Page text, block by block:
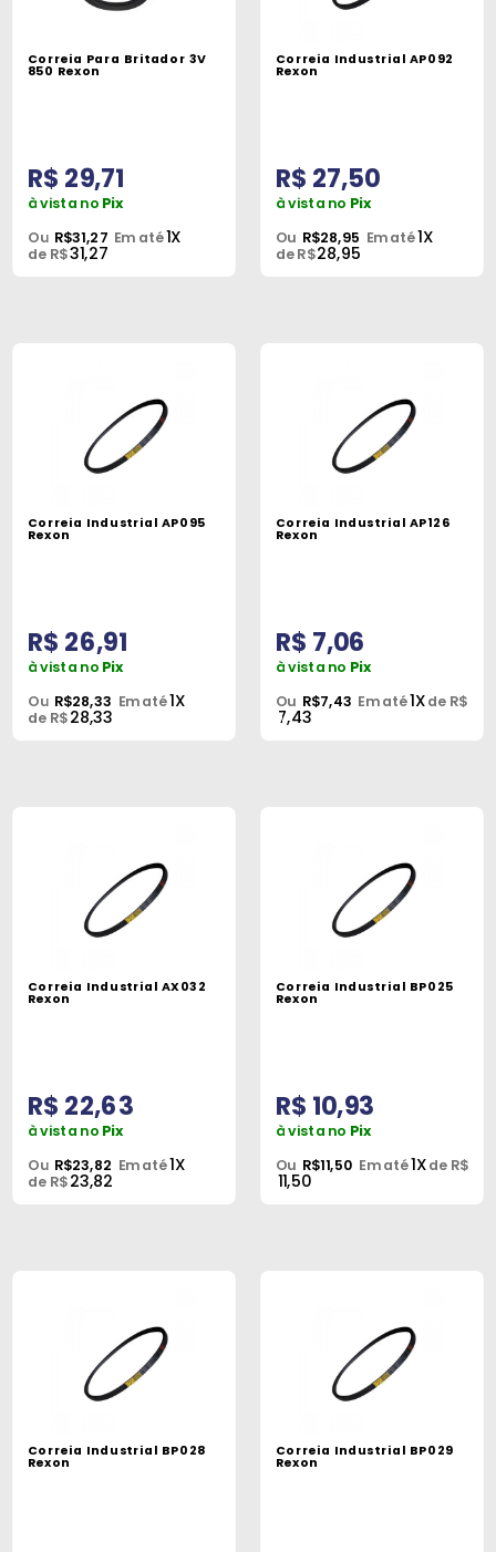
Peças
Oficina
Mecânica
Correia Para Britador 3V
850 Rexon
R$ 29,71
à vista no Pix
Ou R$31,27 Em até1X
de R$31,27
Correia Industrial AP092
Rexon
R$ 27,50
à vista no Pix
Ou R$28,95 Em até1X
de R$28,95
Correia Industrial AP095
Rexon
R$ 26,91
à vista no Pix
Ou R$28,33 Em até1X
de R$28,33
Correia Industrial AP126
Rexon
R$ 7,06
à vista no Pix
Ou R$7,43 Em até1Xde R$
7,43
Correia Industrial AX032
Rexon
R$ 22,63
à vista no Pix
Ou R$23,82 Em até1X
de R$23,82
Correia Industrial BP025
Rexon
R$ 10,93
à vista no Pix
Ou R$11,50 Em até1Xde R$
11,50
Correia Industrial BP028
Rexon
Correia Industrial BP029
Rexon